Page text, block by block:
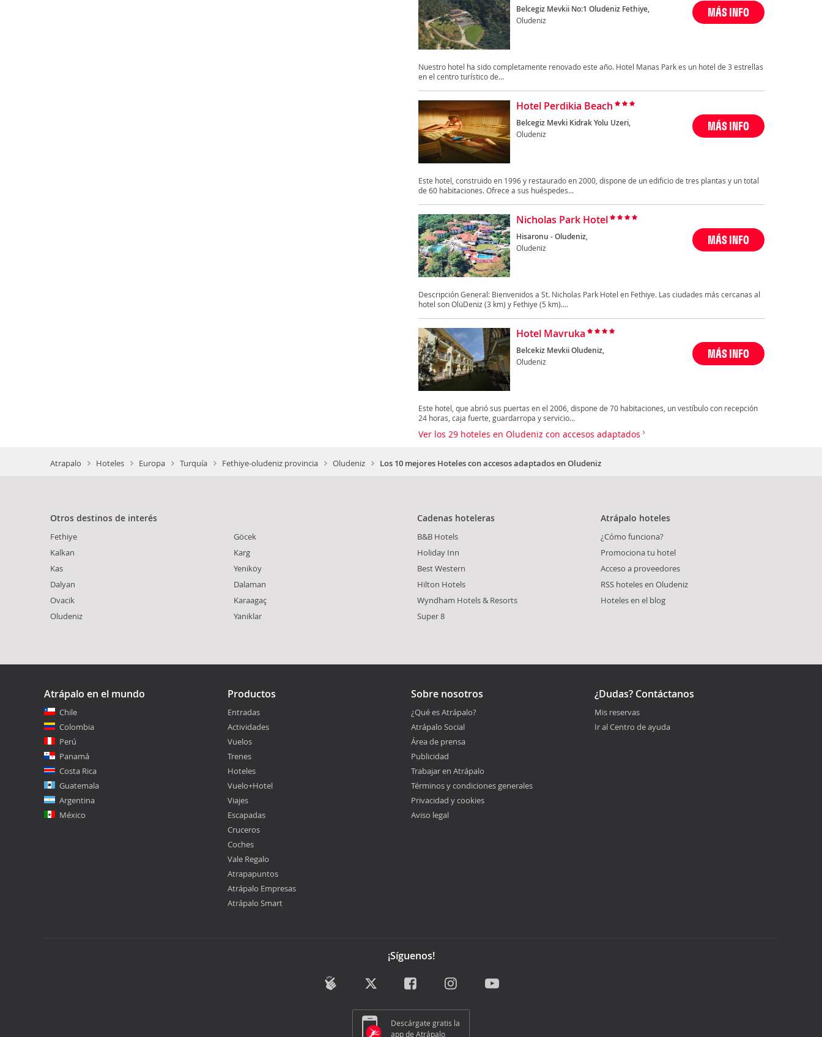
Belcegiz Mevkii No:1 Oludeniz Fethiye,
Oludeniz
MÁS INFO
Nuestro hotel ha sido completamente renovado este año. Hotel Manas Park es un hotel de 3 estrellas
en el centro turístico de...
Hotel Perdikia Beach
Belcegiz Mevki Kidrak Yolu Uzeri,
Oludeniz
MÁS INFO
Este hotel, construido en 1996 y restaurado en 2000, dispone de un edificio de tres plantas y un total
de 60 habitaciones. Ofrece a sus huéspedes...
Nicholas Park Hotel
Hisaronu - Oludeniz,
Oludeniz
MÁS INFO
Descripción General: Bienvenidos a St. Nicholas Park Hotel en Fethiye. Las ciudades más cercanas al
hotel son OlüDeniz (3 km) y Fethiye (5 km)....
Hotel Mavruka
Belcekiz Mevkii Oludeniz,
Oludeniz
MÁS INFO
Este hotel, que abrió sus puertas en el 2006, dispone de 70 habitaciones, un vestíbulo con recepción
24 horas, caja fuerte, guardarropa y servicio...
Ver los 29 hoteles en Oludeniz con accesos adaptados
Atrapalo Hoteles Europa Turquía Fethiye-oludeniz provincia Oludeniz Los 10 mejores Hoteles con accesos adaptados en Oludeniz
Otros destinos de interés
Fethiye
Kalkan
Kas
Dalyan
Ovacik
Oludeniz
Göcek
Karg
Yeniköy
Dalaman
Karaagaç
Yaniklar
Cadenas hoteleras
B&B Hotels
Holiday Inn
Best Western
Hilton Hotels
Wyndham Hotels & Resorts
Super 8
Atrápalo hoteles
¿Cómo funciona?
Promociona tu hotel
Acceso a proveedores
RSS hoteles en Oludeniz
Hoteles en el blog
Atrápalo en el mundo
Chile
Colombia
Perú
Panamá
Costa Rica
Guatemala
Argentina
México
Productos
Entradas
Actividades
Vuelos
Trenes
Hoteles
Vuelo+Hotel
Viajes
Escapadas
Cruceros
Coches
Vale Regalo
Atrapapuntos
Atrápalo Empresas
Atrápalo Smart
Sobre nosotros
¿Qué es Atrápalo?
Atrápalo Social
Área de prensa
Publicidad
Trabajar en Atrápalo
Términos y condiciones generales
Privacidad y cookies
Aviso legal
¿Dudas? Contáctanos
Mis reservas
Ir al Centro de ayuda
¡Síguenos!
Descárgate gratis la
app de Atrápalo